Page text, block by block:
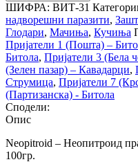
ШИФРА: ВИТ-31
надворешни паразити,
Глодари, Мачиња, Кучиња
Пријатели 1 (Пошта) –
Битола, Пријатели 3 (Бела
(Зелен пазар) – Кавадарци,
Струмица, Пријатели 7
(Партизанска) - Битола
Сподели:
Опис
Neopitroid – Неопитроид
100гр.